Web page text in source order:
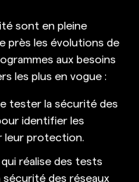
sont en pleine
près les évolutions de
aux besoins
les plus en vogue :
tester la sécurité des
identifier les
leur protection.
réalise des tests
sécurité des réseaux